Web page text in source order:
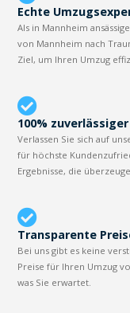
Echte
Als in Mannheim
von Mannheim nach
Ziel, um Ihren Umzug
100%
Verlassen Sie sich auf
für höchste
Ergebnisse, die
Transparente
Bei uns gibt es keine
Preise für Ihren Umzug
was Sie erwartet.